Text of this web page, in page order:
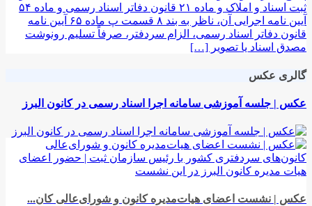
ثبت اسناد و املاک و ماده ۲۱ قانون دفاتر اسناد رسمی و ماده ۵۴
آیین نامه اجرایی آن، ناظر به بند ۸ قسمت پ ماده ۶۵ آیین نامه
قانون دفاتر اسناد رسمی، الزام سردفتر، صرفاً تسلیم رونوشت
مصدق اسناد یا تصویر […]
گالری عکس
عکس | جلسه آموزشی سامانه اجرا اسناد رسمی در کانون البرز
عکس | نشست اعضای هیات‌مدیره کانون و شورای‌عالی کان...